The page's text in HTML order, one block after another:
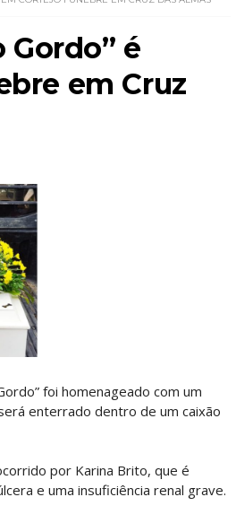
é
em Cruz
foi homenageado com um
enterrado dentro de um caixão
por Karina Brito, que é
e uma insuficiência renal grave.